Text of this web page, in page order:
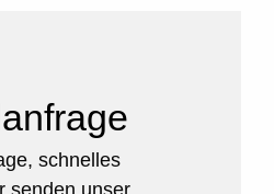
schnelles